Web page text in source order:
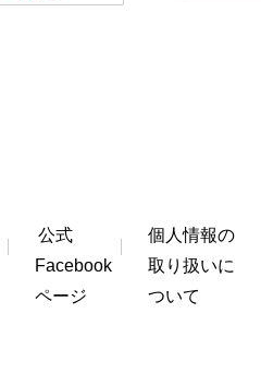
公式
Facebook
ページ
個人情報の
取り扱いに
ついて